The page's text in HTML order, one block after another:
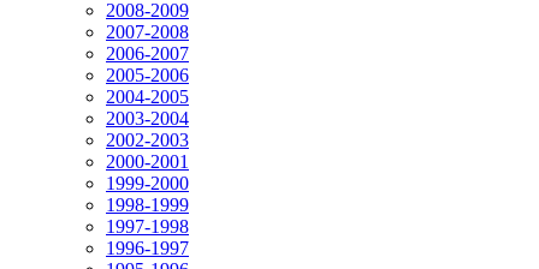
2008-2009
2007-2008
2006-2007
2005-2006
2004-2005
2003-2004
2002-2003
2000-2001
1999-2000
1998-1999
1997-1998
1996-1997